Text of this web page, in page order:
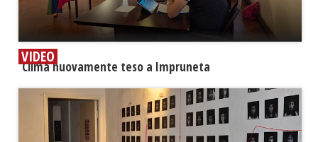
VIDEO
​Clima nuovamente teso a Impruneta